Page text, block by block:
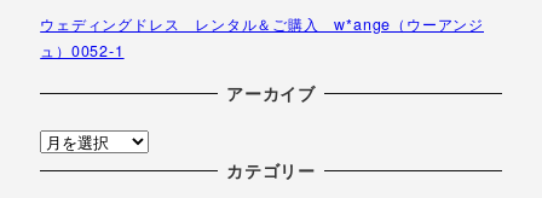
ウェディングドレス レンタル＆ご購入 w*ange（ウーアンジ
ュ）0052-1
アーカイブ
ア
ー
カテゴリー